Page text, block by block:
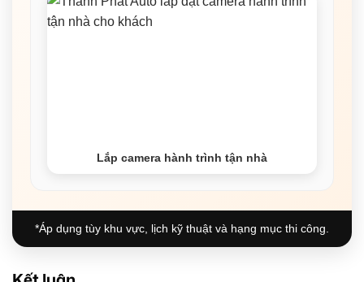
Lắp camera hành trình tận nhà
*Áp dụng tùy khu vực, lịch kỹ thuật và hạng mục thi công.